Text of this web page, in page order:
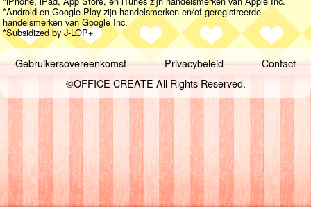
*Android en Google Play zijn handelsmerken en/of geregistreerde
handelsmerken van Google Inc.
*Subsidized by J-LOP+
Gebruikersovereenkomst Privacybeleid
Contact
©OFFICE CREATE All Rights Reserved.